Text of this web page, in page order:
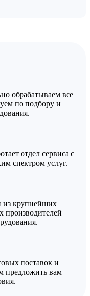
обрабатываем все
по подбору и
отдел сервиса с
спектром услуг.
крупнейших
поставок и
предложить вам